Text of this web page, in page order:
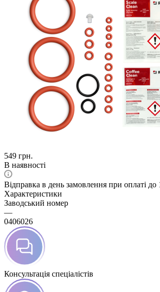
549 грн.
В наявності
Відправка в день замовлення при оплаті до
Характеристики
Заводський номер
—
0406026
Консультація спеціалістів